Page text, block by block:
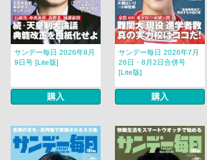
サンデー毎日 2026年8月
9日号 [Lite版]
購入
サンデー毎日 2026年7月
26日・8月2日合併号
[Lite版]
購入